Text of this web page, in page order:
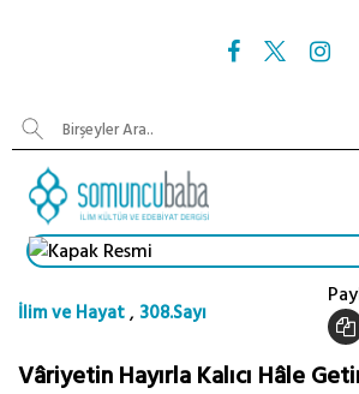
İlim ve Hayat, 308.Sayı
Vâriyetin Hayırla Kalıcı Hâle